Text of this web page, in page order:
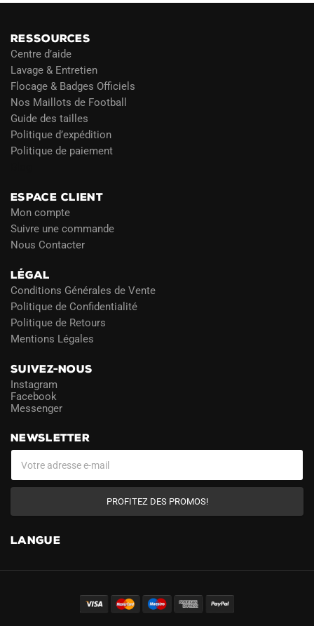
RESSOURCES
Centre d’aide
Lavage & Entretien
Flocage & Badges Officiels
Nos Maillots de Football
Guide des tailles
Politique d’expédition
Politique de paiement
ESPACE CLIENT
Mon compte
Suivre une commande
Nous Contacter
LÉGAL
Conditions Générales de Vente
Politique de Confidentialité
Politique de Retours
Mentions Légales
SUIVEZ-NOUS
Instagram
Facebook
Messenger
NEWSLETTER
PROFITEZ DES PROMOS!
LANGUE